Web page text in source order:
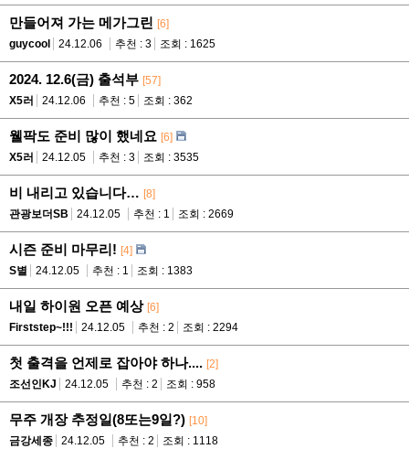
만들어져 가는 메가그린 [6]
guycool
24.12.06 추천 : 3 조회 : 1625
2024. 12.6(금) 출석부 [57]
X5러
24.12.06 추천 : 5 조회 : 362
웰팍도 준비 많이 했네요 [6]
X5러
24.12.05 추천 : 3 조회 : 3535
비 내리고 있습니다… [8]
관광보더SB
24.12.05 추천 : 1 조회 : 2669
시즌 준비 마무리! [4]
S별
24.12.05 추천 : 1 조회 : 1383
내일 하이원 오픈 예상 [6]
Firststep~!!!
24.12.05 추천 : 2 조회 : 2294
첫 출격을 언제로 잡아야 하나.... [2]
조선인KJ
24.12.05 추천 : 2 조회 : 958
무주 개장 추정일(8또는9일?) [10]
금강세종
24.12.05 추천 : 2 조회 : 1118